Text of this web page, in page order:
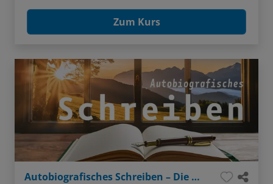
Zum Kurs
Autobiografisches Schreiben – Die Würze meines Lebens